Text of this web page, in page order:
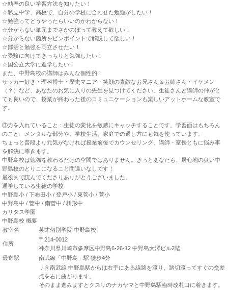
☆効率の良い学習方法を知りたい！
☆私立中学、高校で、自分の学校に合わせた勉強がしたい！
☆勉強ってどうやったらいいのかわからない！
☆分からない単元までさかのぼって教えて欲しい！
☆分からない箇所をピンポイントで解説して欲しい！
☆部活と勉強を両立させたい！
☆受験に向けてきっちりと勉強したい！
☆国公立大学に進学したい！
また、中野島校の講師はみんな個性的！
サッカー好き・理科博士・歴史マニア・笑顔の素敵なお兄さん＆お姉さん・イケメン
（？）など、あなたのお気に入りの先生を見つけてください。生徒さんと講師の仲がと
ても良いので、授業が終わった後のコミュニケーションも楽しいアットホームな教室で
す。
③力を入れていること：生徒の変化を敏感にキャッチすることです。学習面はもちろん
のこと、メンタルな部分や、学校生活、家庭での過し方にも気を使っています。
ちょっと普段より元気がなければ授業前後でカウンセリング、講師・室長ともに悩み事
を解決に導きます。
中野島校は勉強を教わるだけの空間ではありません。きっとあなたも、居心地の良い中
野島校のとりこになること間違いなしです！
最後まで読んでくださりありがとうございました。
通学している生徒の学校
中野島小 / 下布田小 / 登戸小 / 東菅小 / 菅小
中野島中 / 菅中 / 南菅中 / 枡形中
カリタス学園
中野島校 概要
教室名
英才個別学院 中野島校
住所
〒214-0012
神奈川県川崎市多摩区中野島6-26-12 中野島大澤ビル2階
最寄駅
南武線「中野島」駅 徒歩4分
ＪＲ南武線 中野島駅からは右手にある線路を渡り、踏切渡ってすぐの交差
点を右に曲がります。
そのまま進みますとクスリのナカヤマと中野島駅臨時改札口に着きます。